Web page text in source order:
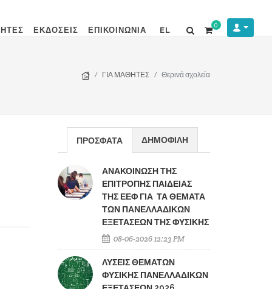
ΕΚΔΟΣΕΙΣ ΕΠΙΚΟΙΝΩΝΙΑ EL
0
ΓΙΑ ΜΑΘΗΤΕΣ Θερινά σχολεία
ΠΡΟΣΦΑΤΑ ΔΗΜΟΦΙΛΗ
ΑΝΑΚΟΙΝΩΣΗ ΤΗΣ
ΕΠΙΤΡΟΠΗΣ ΠΑΙΔΕΙΑΣ
ΤΗΣ ΕΕΦ ΓΙΑ ΤΑ ΘΕΜΑΤΑ
ΤΩΝ ΠΑΝΕΛΛΑΔΙΚΩΝ
ΕΞΕΤΑΣΕΩΝ ΤΗΣ ΦΥΣΙΚΗΣ
08-06-2026 12:23 PM
ΛΥΣΕΙΣ ΘΕΜΑΤΩΝ
ΦΥΣΙΚΗΣ ΠΑΝΕΛΛΑΔΙΚΩΝ